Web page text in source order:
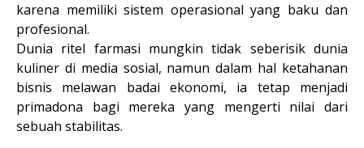
karena memiliki sistem operasional yang baku dan
profesional.
Dunia ritel farmasi mungkin tidak seberisik dunia
kuliner di media sosial, namun dalam hal ketahanan
bisnis melawan badai ekonomi, ia tetap menjadi
primadona bagi mereka yang mengerti nilai dari
sebuah stabilitas.